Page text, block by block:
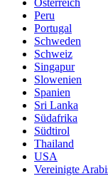
Österreich
Peru
Portugal
Schweden
Schweiz
Singapur
Slowenien
Spanien
Sri Lanka
Südafrika
Südtirol
Thailand
USA
Vereinigte